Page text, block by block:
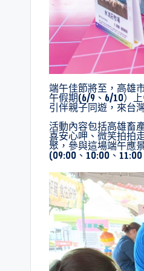
端午佳節將至，高雄
午假期(6/9、6/10）
引伴親子同遊，來台
活動內容包括高雄畜
喜安心呷、微笑拍拍
聚，參與這場端午應
(09:00、10:00、